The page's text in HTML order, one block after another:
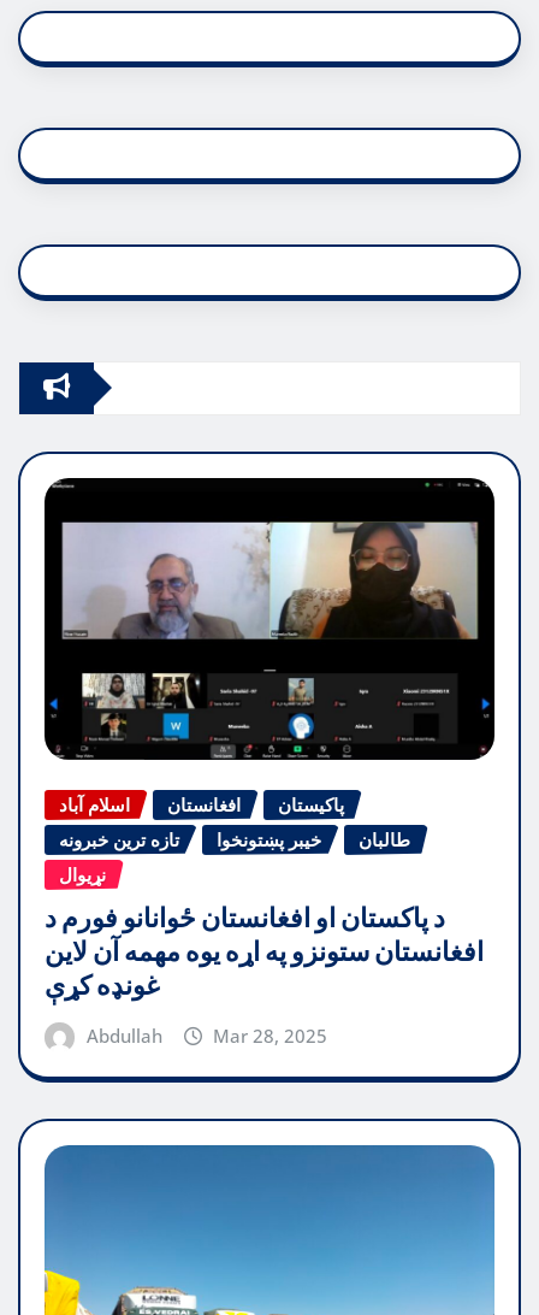
اسلام آباد افغانستان
پاکیستان
تازه ترین خبرونه
خیبر پښتونخوا
طالبان
نړیوال
د پاکستان او افغانستان ځوانانو فورم د
افغانستان ستونزو په اړه یوه مهمه آن لاین
غونډه کړې
Abdullah Mar 28, 2025